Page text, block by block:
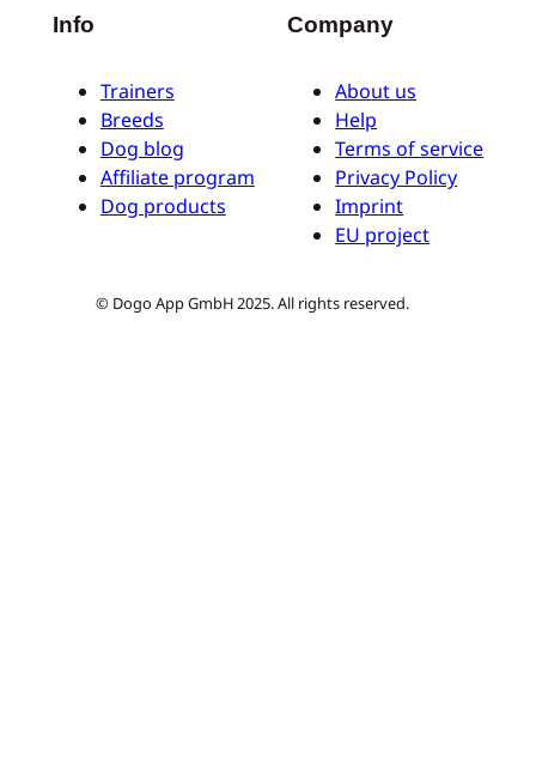
Info
Trainers
Breeds
Dog blog
Affiliate program
Dog products
Company
About us
Help
Terms of service
Privacy Policy
Imprint
EU project
© Dogo App GmbH 2025. All rights reserved.